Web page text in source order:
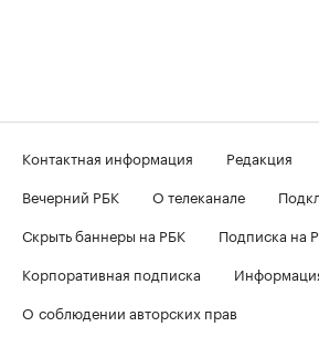
Контактная информация Редакция
Вечерний РБК
О телеканале
Скрыть баннеры на РБК
Подписка на
Корпоративная подписка
О соблюдении авторских прав